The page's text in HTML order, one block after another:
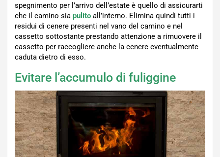
spegnimento per l’arrivo dell’estate è quello di assicurarti
che il camino sia pulito all’interno. Elimina quindi tutti i
residui di cenere presenti nel vano del camino e nel
cassetto sottostante prestando attenzione a rimuovere il
cassetto per raccogliere anche la cenere eventualmente
caduta dietro di esso.
Evitare l’accumulo di fuliggine